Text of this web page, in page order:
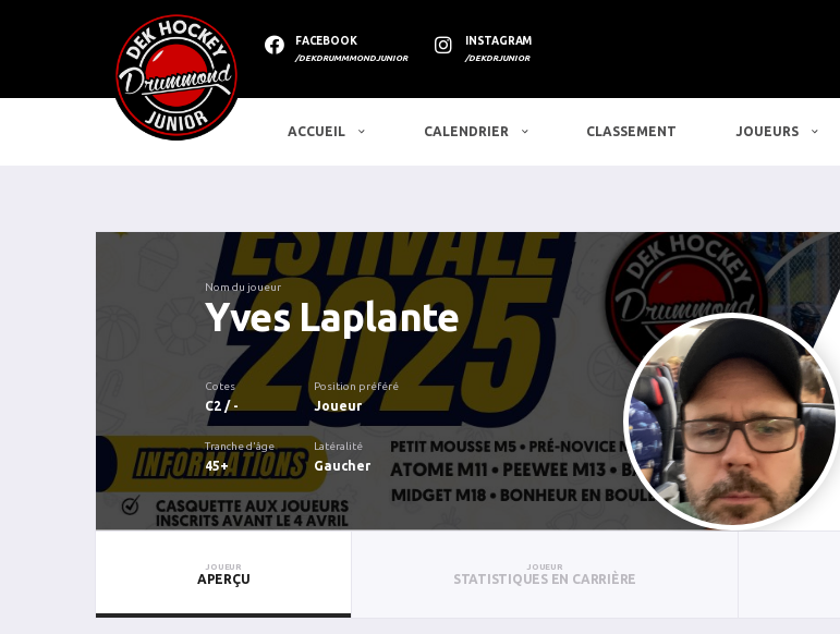
FACEBOOK
/DEKDRUMMMONDJUNIOR
INSTAGRAM
/DEKDRJUNIOR
ACCUEIL CALENDRIER CLASSEMENT JOUEURS
Nom du joueur
Yves Laplante
Cotes
C2 / -
Position préféré
Joueur
Tranche d'âge
45+
Latéralité
Gaucher
JOUEUR
APERÇU
JOUEUR
STATISTIQUES EN CARRIÈRE